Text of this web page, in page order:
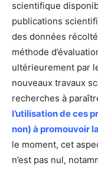
scientifique
publications
des données
méthode
ultérieurement par
nouveaux travaux
recherches à
l’utilisation de ces
non) à promouvoir
le moment, cet
n’est pas nul,